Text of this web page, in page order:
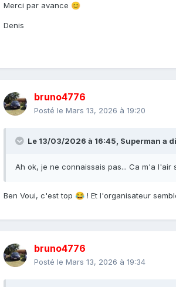
Merci par avance 😊
Denis
bruno4776
Posté le Mars 13, 2026 à 19:20
Le 13/03/2026 à 16:45, Superman a
Ah ok, je ne connaissais pas... Ca m'a l'air
Ben Voui, c'est top 😂 ! Et l'organisateur
bruno4776
Posté le Mars 13, 2026 à 19:34